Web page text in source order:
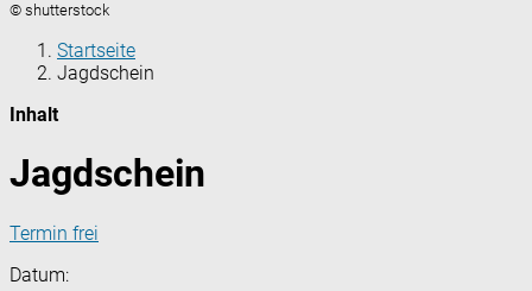
© shutterstock
Startseite
Jagdschein
Inhalt
Jagdschein
Termin frei
Datum: